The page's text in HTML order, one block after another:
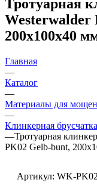
Тротуарная
200х100х40
Главная
—
Каталог
—
Материалы для
—
Клинкерная брусчатка
—Тротуарная
PK02 Gelb-bunt,
Артикул: WK-